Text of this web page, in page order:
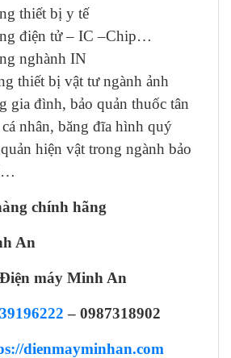
thiết bị y tế
điện tử – IC –Chip…
nghành IN
thiết bị vật tư ngành ảnh
gia đình, bảo quản thuốc tân
nhân, băng đĩa hình quý
hiện vật trong ngành bảo
chính hãng
An
máy Minh An
– 0987318902
dienmayminhan.com